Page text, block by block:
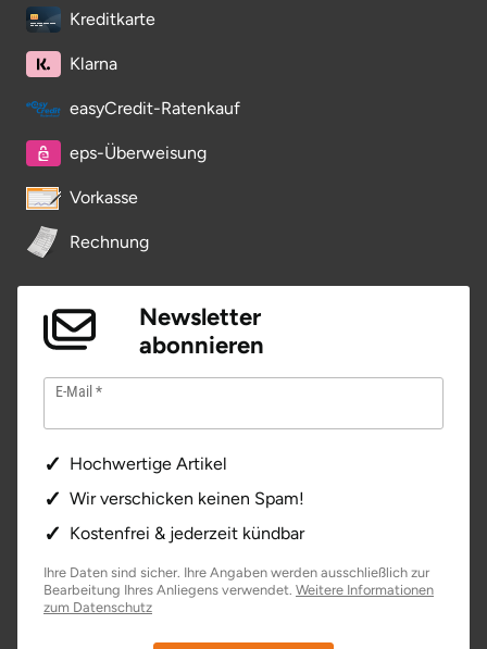
Kreditkarte
Klarna
easyCredit-Ratenkauf
eps-Überweisung
Vorkasse
Rechnung
Newsletter
abonnieren
E-Mail
Hochwertige Artikel
Wir verschicken keinen Spam!
Kostenfrei & jederzeit kündbar
Ihre Daten sind sicher. Ihre Angaben werden ausschließlich zur
Bearbeitung Ihres Anliegens verwendet. Weitere Informationen
zum Datenschutzöffnet in neuem Fenster
Sulz am Neckar
Tannheimer Tal
Tegernsee
Trier
Uckermark
Uelzen
Usedom
Viersen